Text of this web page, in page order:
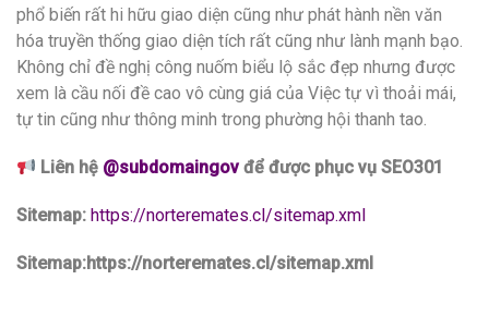
phổ biến rất hi hữu giao diện cũng như phát hành nền văn
hóa truyền thống giao diện tích rất cũng như lành mạnh bạo.
Không chỉ đề nghị công nuốm biểu lộ sắc đẹp nhưng được
xem là cầu nối đề cao vô cùng giá của Việc tự vì thoải mái,
tự tin cũng như thông minh trong phường hội thanh tao.
Liên hệ @subdomaingov để được phục vụ SEO301
Sitemap: https://norteremates.cl/sitemap.xml
Sitemap:https://norteremates.cl/sitemap.xml